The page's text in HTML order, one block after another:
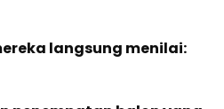
langsung menilai: